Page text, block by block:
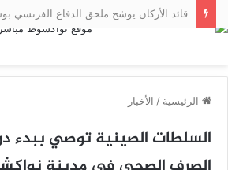
الرئيسية / الأخبار
السلطات الصينية توصي ببدء